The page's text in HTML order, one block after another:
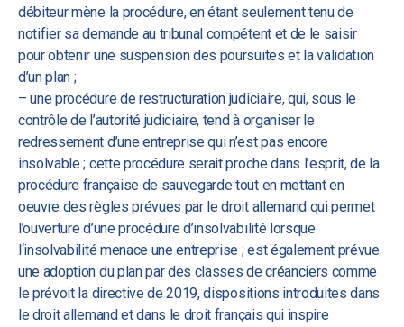
débiteur mène la procédure, en étant seulement tenu de
notifier sa demande au tribunal compétent et de le saisir
pour obtenir une suspension des poursuites et la validation
d’un plan ;
– une procédure de restructuration judiciaire, qui, sous le
contrôle de l’autorité judiciaire, tend à organiser le
redressement d’une entreprise qui n’est pas encore
insolvable ; cette procédure serait proche dans l’esprit, de la
procédure française de sauvegarde tout en mettant en
oeuvre des règles prévues par le droit allemand qui permet
l’ouverture d’une procédure d’insolvabilité lorsque
l‘insolvabilité menace une entreprise ; est également prévue
une adoption du plan par des classes de créanciers comme
le prévoit la directive de 2019, dispositions introduites dans
le droit allemand et dans le droit français qui inspire